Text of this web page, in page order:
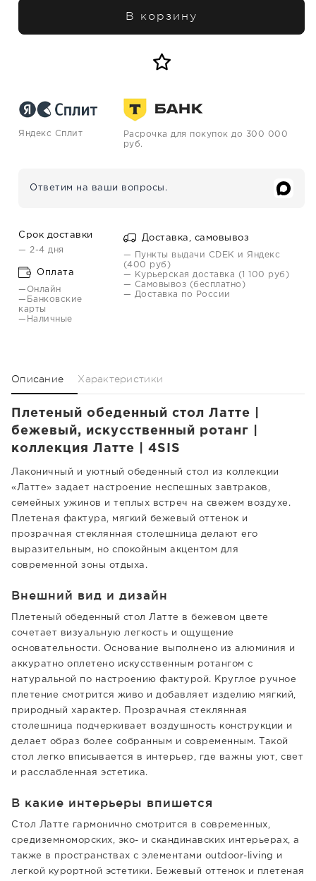
В корзину
Яндекс Сплит
Расрочка для покупок до 300 000
руб.
Ответим на ваши вопросы.
Срок доставки
— 2-4 дня
Оплата
—Онлайн
—Банковские
карты
—Наличные
Доставка, самовывоз
— Пункты выдачи CDEK и Яндекс
(400 руб)
— Курьерская доставка (1 100 руб)
— Самовывоз (бесплатно)
— Доставка по России
Описание Характеристики
Плетеный обеденный стол Латте |
бежевый, искусственный ротанг |
коллекция Латте | 4SIS
Лаконичный и уютный обеденный стол из коллекции
«Латте» задает настроение неспешных завтраков,
семейных ужинов и теплых встреч на свежем воздухе.
Плетеная фактура, мягкий бежевый оттенок и
прозрачная стеклянная столешница делают его
выразительным, но спокойным акцентом для
современной зоны отдыха.
Внешний вид и дизайн
Плетеный обеденный стол Латте в бежевом цвете
сочетает визуальную легкость и ощущение
основательности. Основание выполнено из алюминия и
аккуратно оплетено искусственным ротангом с
натуральной по настроению фактурой. Круглое ручное
плетение смотрится живо и добавляет изделию мягкий,
природный характер. Прозрачная стеклянная
столешница подчеркивает воздушность конструкции и
делает образ более собранным и современным. Такой
стол легко вписывается в интерьер, где важны уют, свет
и расслабленная эстетика.
В какие интерьеры впишется
Стол Латте гармонично смотрится в современных,
средиземноморских, эко- и скандинавских интерьерах, а
также в пространствах с элементами outdoor-living и
легкой курортной эстетики. Бежевый оттенок и плетеная